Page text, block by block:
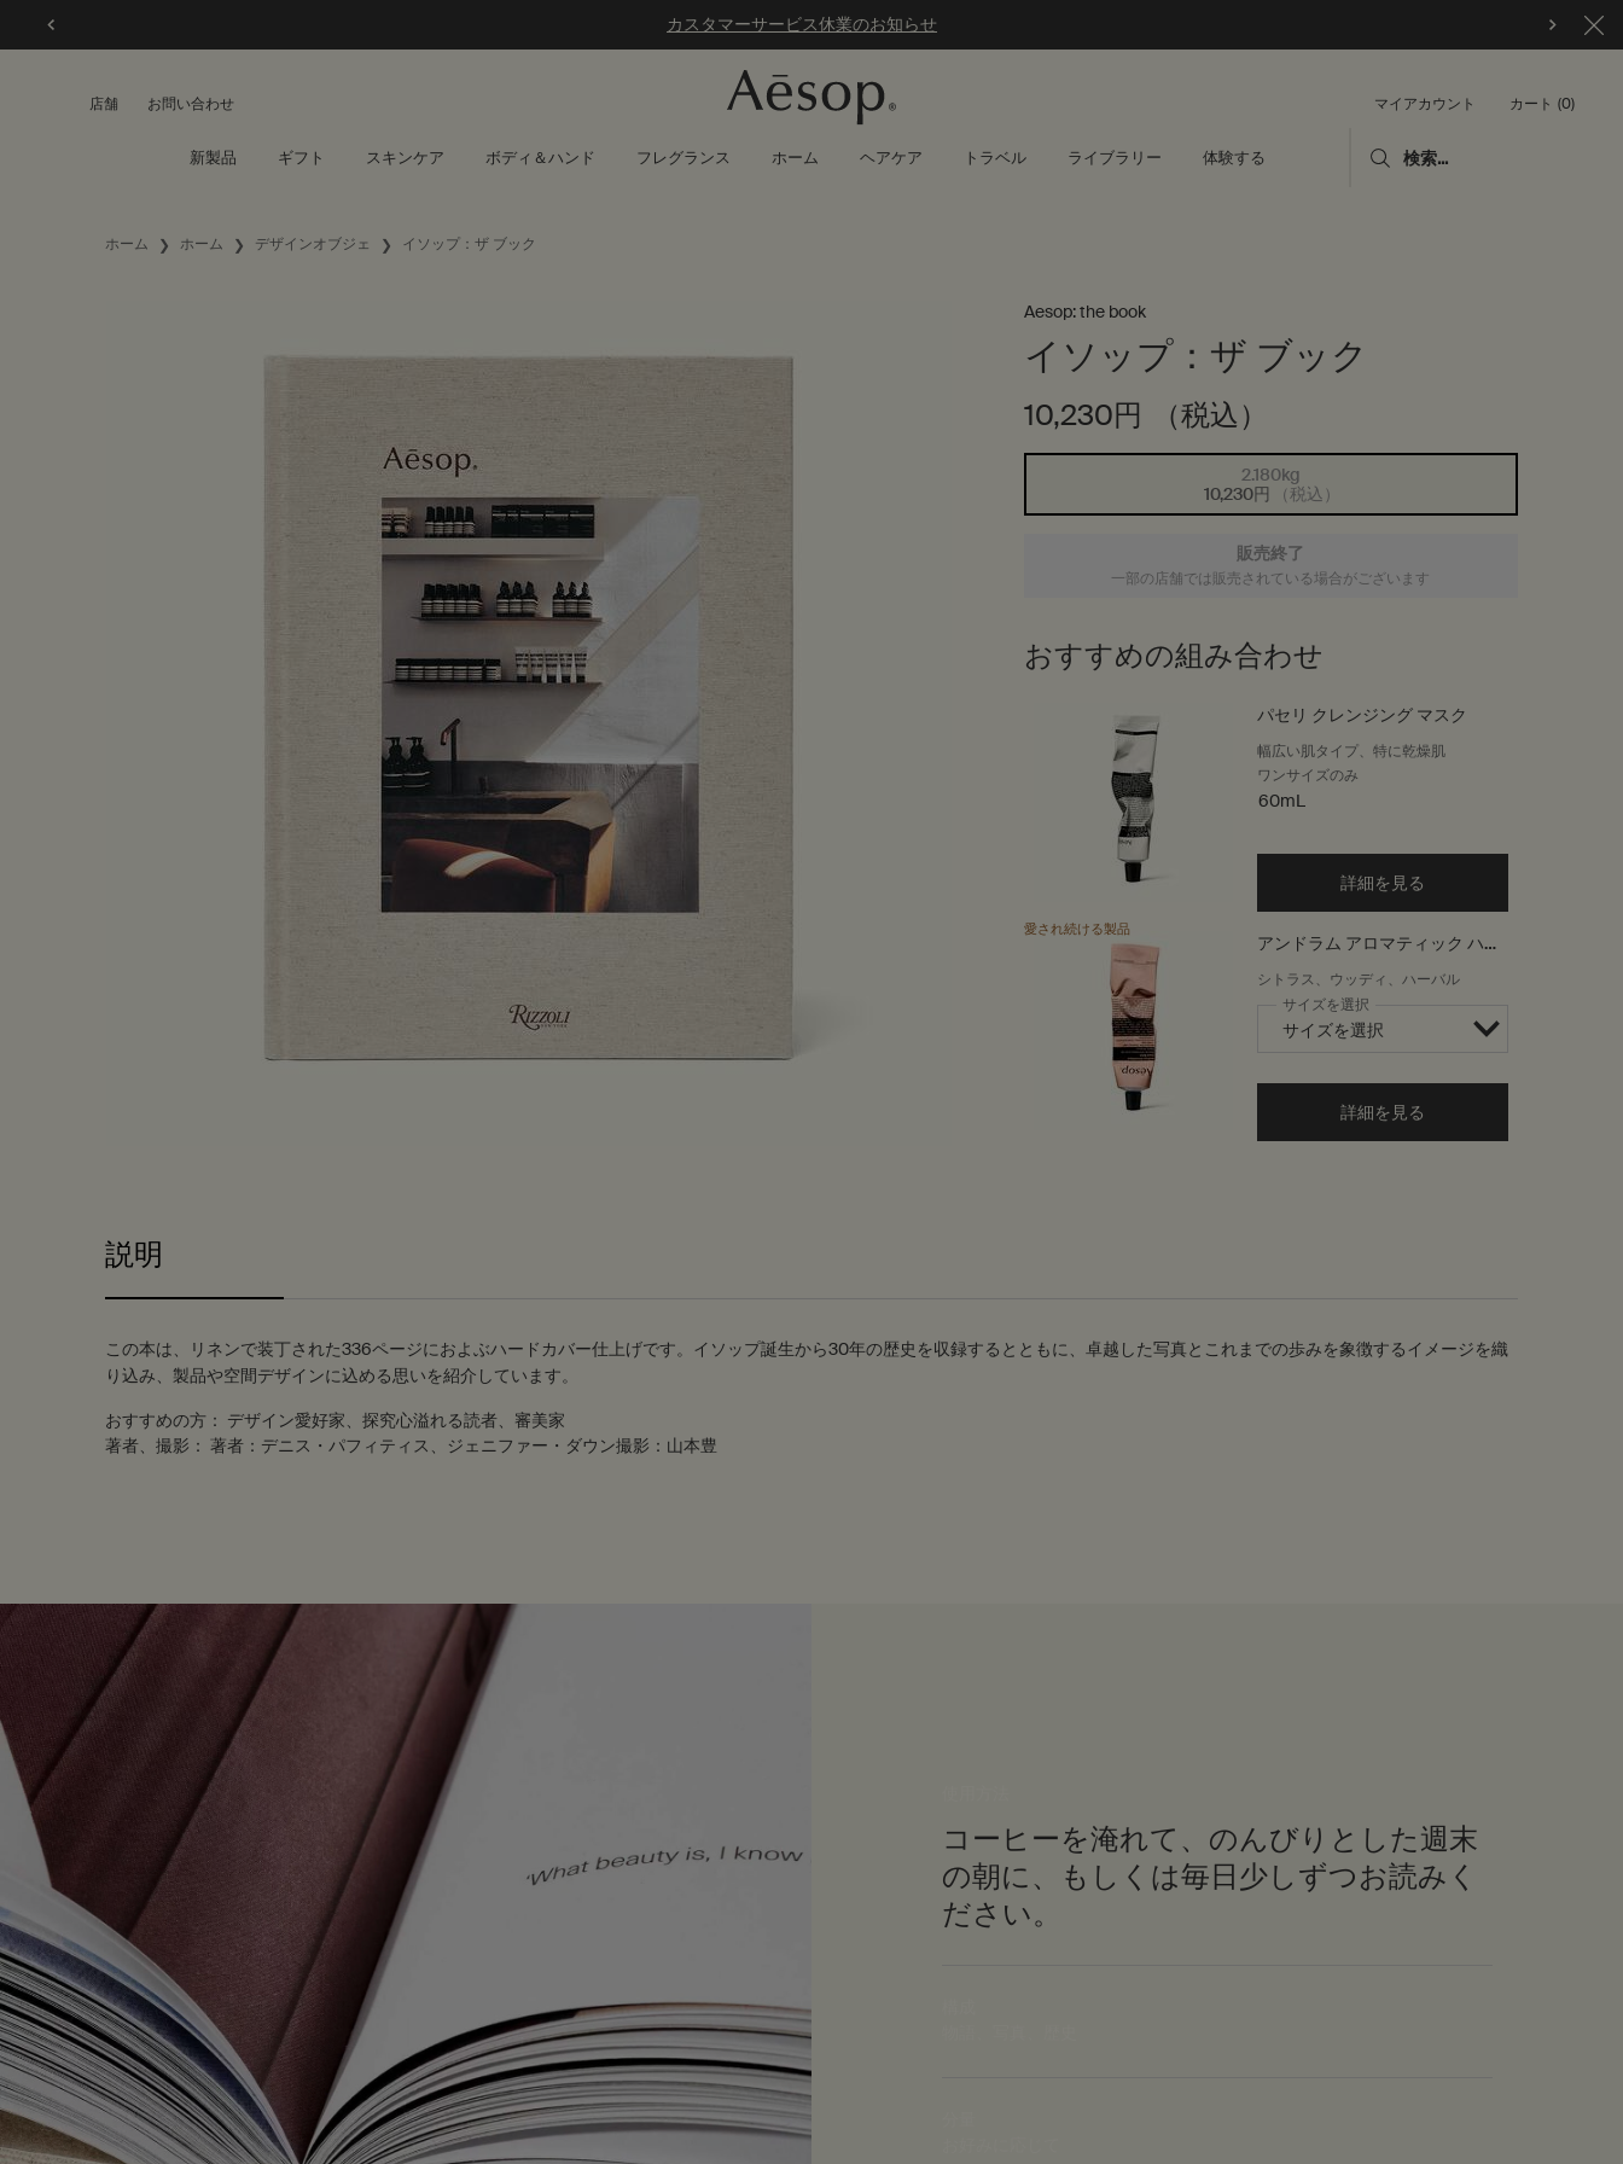
カスタマーサービス休業のお知らせ
店舗 お問い合わせ マイアカウント カート 0
0 カート内の製品
新製品 ギフト スキンケア ボディ＆ハンド フレグランス ホーム ヘアケア トラベル ライブラリー 体験する 検索...
ホーム ホーム デザインオブジェ イソップ：ザ ブック
Aesop: the book
イソップ：ザ ブック
10,230円 （税込）
選択済み
商品バリエーションは在庫切れです,
2.180kg
10,230円
（税込）
, 1/1
販売終了
一部の店舗では販売されている場合がございます
おすすめの組み合わせ
パセリ クレンジング マスク
幅広い肌タイプ、特に乾燥肌
ワンサイズのみ
60mL
詳細を見る
アンドラム アロマティック ハン
ドバーム
シトラス、ウッディ、ハーバル
愛され続ける製品
サイズを選択
詳細を見る
説明
この本は、リネンで装丁された336ページにおよぶハードカバー仕上げです。イソップ誕生から30年の歴史を収録するとともに、卓越した写真とこれまでの歩みを象徴するイメージを織
り込み、製品や空間デザインに込める思いを紹介しています。
おすすめの方： デザイン愛好家、探究心溢れる読者、審美家
著者、撮影： 著者：デニス・パフィティス、ジェニファー・ダウン撮影：山本豊
コーヒーを淹れて、のんびりとした週末
の朝に、もしくは毎日少しずつお読みく
ださい。